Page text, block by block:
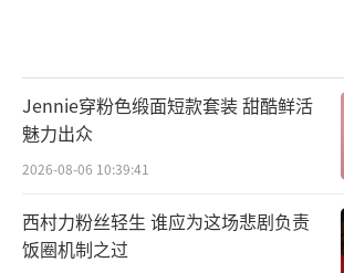
Jennie穿粉色缎面短款套装 甜酷鲜活
魅力出众
2026-08-06 10:39:41
西村力粉丝轻生 谁应为这场悲剧负责
饭圈机制之过